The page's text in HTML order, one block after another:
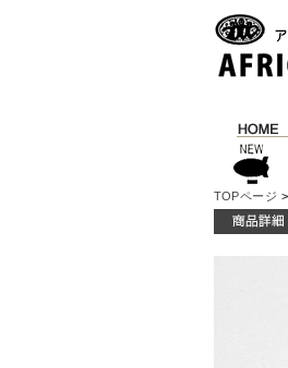
TOPページ >